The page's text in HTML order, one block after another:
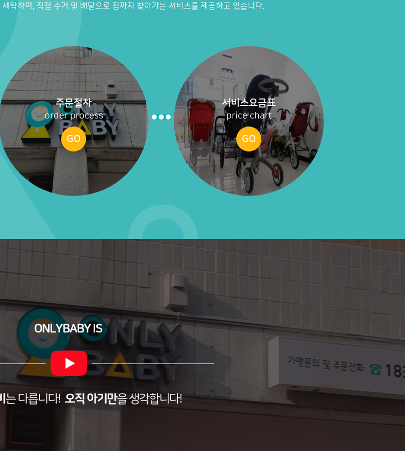
탁하며, 직접 수거 및 배달으로 집까지 찾아가는 서비스를 제공하고 있습니다.
주문절차
order process
서비스요금표
price chart